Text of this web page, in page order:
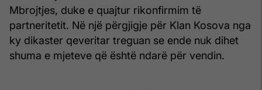
Mbrojtjes, duke e quajtur rikonfirmim të
partneritetit. Në një përgjigje për Klan Kosova nga
ky dikaster qeveritar treguan se ende nuk dihet
shuma e mjeteve që është ndarë për vendin.